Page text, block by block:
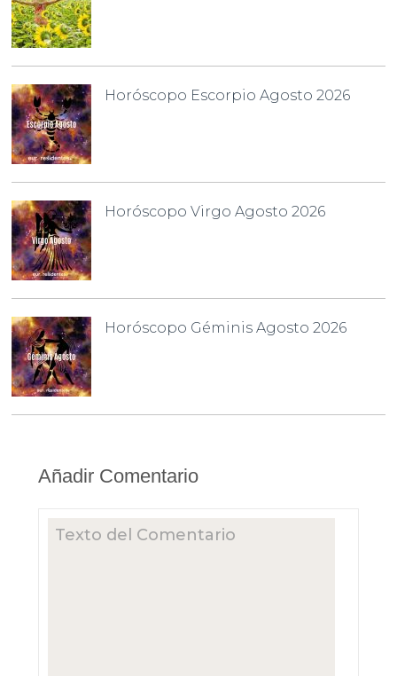
Horóscopo Escorpio Agosto 2026
Horóscopo Virgo Agosto 2026
Horóscopo Géminis Agosto 2026
Añadir Comentario